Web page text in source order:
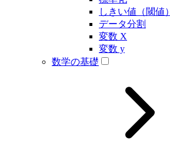
しきい値（閾値）
データ分割
変数 X
変数 y
数学の基礎